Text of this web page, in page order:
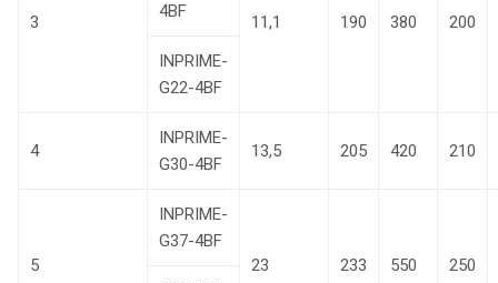
3
4BF
11,1 190 380
200
INPRIME-
G22-4BF
4
INPRIME-
G30-4BF
13,5 205 420 210
5
INPRIME-
G37-4BF
23
233 550
250